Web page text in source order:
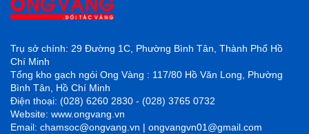
Trụ sở chính: 29 Đường 1C, Phường Bình Tân, Thành Phố Hồ
Chí Minh
Tổng kho gạch ngói Ong Vàng : 117/80 Hồ Văn Long, Phường
Bình Tân, Hồ Chí Minh
Điện thoại: (028) 6260 2830 - (028) 3765 0732
Website: www.ongvang.vn
Email: chamsoc@ongvang.vn | ongvangvn01@gmail.com